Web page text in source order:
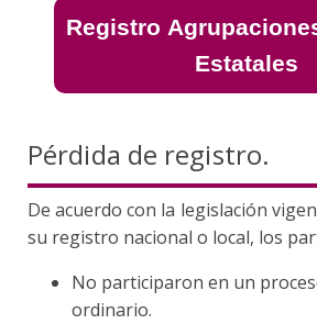
Registro
Estatales
Pérdida de registro.
De acuerdo con la legislación
su registro nacional o local, los
No participaron en un
ordinario.